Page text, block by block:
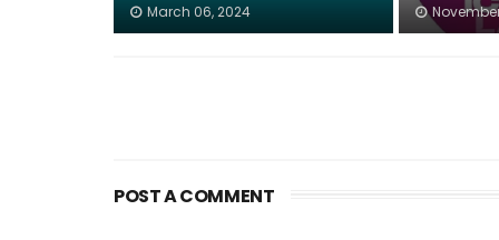
March 06, 2024
POST A COMMENT